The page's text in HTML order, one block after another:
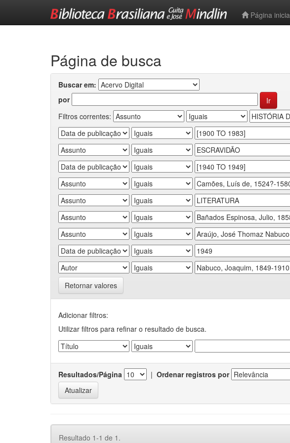
Página
Página de busca
Buscar em:
por
Filtros correntes:
Retornar valores
Adicionar filtros:
Utilizar filtros para refinar o resultado de busca.
Resultados/Página | Ordenar registros por
Resultado 1-1 de 1.